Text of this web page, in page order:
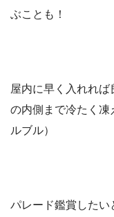
ぶことも！
屋内に早く入れれ
の内側まで冷たく凍
ルブル）
パレード鑑賞したい